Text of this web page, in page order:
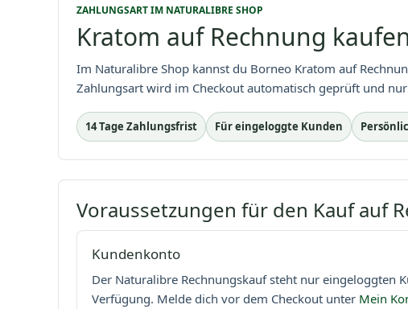
ZAHLUNGSART IM NATURALIBRE SHOP
Kratom auf Rechnung
Im Naturalibre Shop kannst du Borneo Kratom auf
Zahlungsart wird im Checkout automatisch geprüft und
14 Tage Zahlungsfrist Für eingeloggte Kunden
Voraussetzungen für den Kauf auf
Kundenkonto
Der Naturalibre Rechnungskauf steht nur eingeloggten
Verfügung. Melde dich vor dem Checkout unter Mein